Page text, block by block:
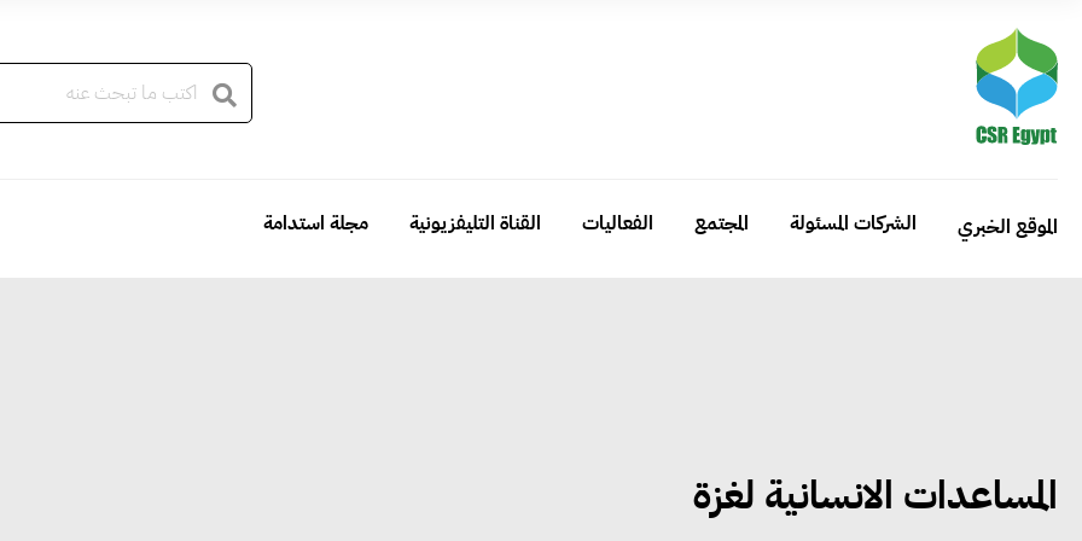
الموقع الخبري الشركات المسئولة المجتمع الفعاليات القناة التليفزيونية مجلة استدامة
المساعدات الانسانية لغزة